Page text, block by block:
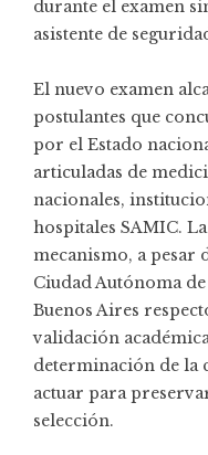
durante el examen
asistente de
El nuevo examen
postulantes que
por el Estado
articuladas de
nacionales,
hospitales SAMIC.
mecanismo, a pesar
Ciudad Autónoma
Buenos Aires
validación
determinación de la
actuar para
selección.